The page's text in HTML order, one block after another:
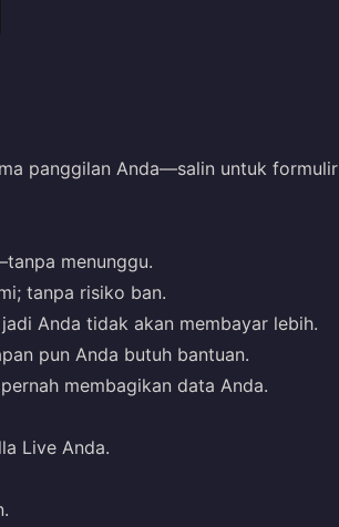
panggilan Anda—salin untuk formulir
menunggu.
tanpa risiko ban.
Anda tidak akan membayar lebih.
pun Anda butuh bantuan.
membagikan data Anda.
Live Anda.